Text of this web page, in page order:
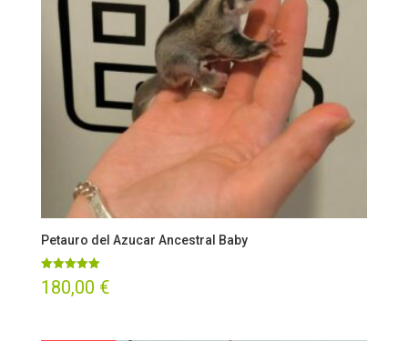
Petauro del Azucar Ancestral Baby
Valorado
con
180,00 €